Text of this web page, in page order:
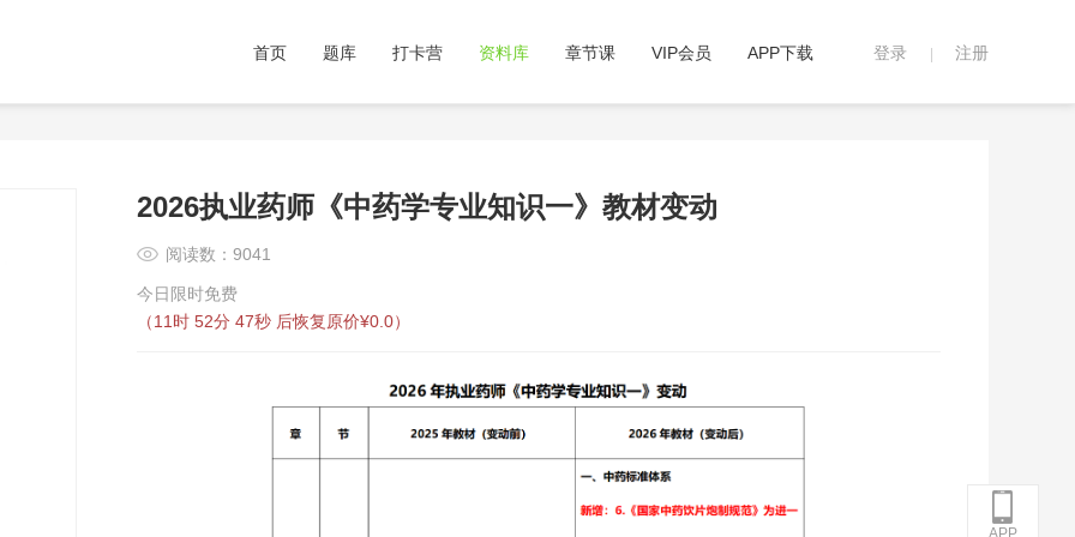
登录 注册
首页 题库 打卡营 资料库 章节课 VIP会员 APP下载
2026执业药师《中药学专业知识一》教材变动
阅读数：9041
今日限时免费
（11时 52分 46秒 后恢复原价¥0.0）
APP